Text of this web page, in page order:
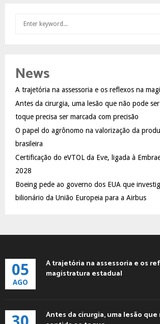
h
o
r
:
News
A trajetória na assessoria e os reflexos na
Antes da cirurgia, uma lesão que não pode
toque precisa ser marcada com precisão
O papel do agrônomo na valorização da
brasileira
Certificação do eVTOL da Eve, ligada à
2028
Boeing pede ao governo dos EUA que
bilionário da União Europeia para a Airbus
05
AGO
A trajetória na assessoria e os
magistratura estadual
Antes da cirurgia, uma lesão